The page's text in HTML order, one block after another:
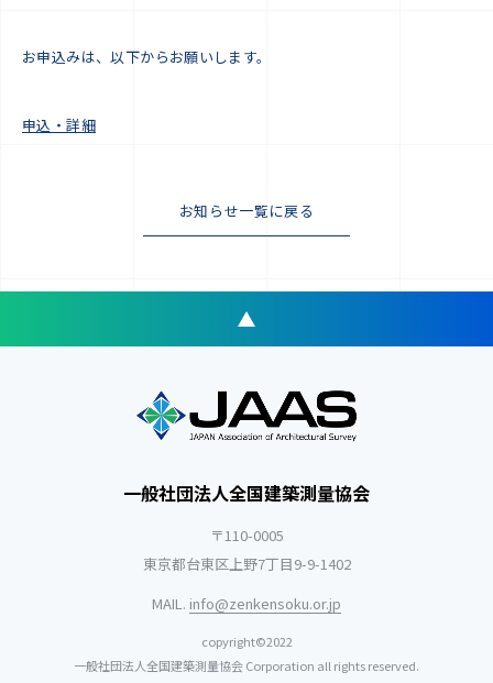
お申込みは、以下からお願いします。
申込・詳細
お知らせ一覧に戻る
一般社団法人全国建築測量協会
〒110-0005
東京都台東区上野7丁目9-9-1402
MAIL. info@zenkensoku.or.jp
copyright©2022
一般社団法人全国建築測量協会 Corporation all rights reserved.